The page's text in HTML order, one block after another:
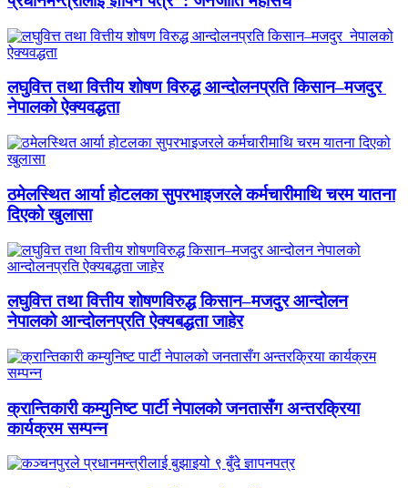
लघुवित्त तथा वित्तीय शोषण विरुद्ध आन्दोलनप्रति किसान–मजदुर
नेपालको ऐक्यवद्धता
ठमेलस्थित आर्या होटलका सुपरभाइजरले कर्मचारीमाथि चरम यातना
दिएको खुलासा
लघुवित्त तथा वित्तीय शोषणविरुद्ध किसान–मजदुर आन्दोलन
नेपालको आन्दोलनप्रति ऐक्यबद्धता जाहेर
क्रान्तिकारी कम्युनिष्ट पार्टी नेपालको जनतासँग अन्तरक्रिया
कार्यक्रम सम्पन्न